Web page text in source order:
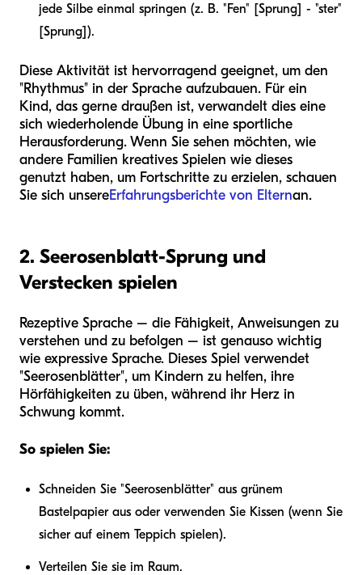
jede Silbe einmal springen (z. B. "Fen" [Sprung] - "ster"
[Sprung]).
Diese Aktivität ist hervorragend geeignet, um den
"Rhythmus" in der Sprache aufzubauen. Für ein
Kind, das gerne draußen ist, verwandelt dies eine
sich wiederholende Übung in eine sportliche
Herausforderung. Wenn Sie sehen möchten, wie
andere Familien kreatives Spielen wie dieses
genutzt haben, um Fortschritte zu erzielen, schauen
Sie sich unsereErfahrungsberichte von Elternan.
2. Seerosenblatt-Sprung und
Verstecken spielen
Rezeptive Sprache – die Fähigkeit, Anweisungen zu
verstehen und zu befolgen – ist genauso wichtig
wie expressive Sprache. Dieses Spiel verwendet
"Seerosenblätter", um Kindern zu helfen, ihre
Hörfähigkeiten zu üben, während ihr Herz in
Schwung kommt.
So spielen Sie:
Schneiden Sie "Seerosenblätter" aus grünem
Bastelpapier aus oder verwenden Sie Kissen (wenn Sie
sicher auf einem Teppich spielen).
Verteilen Sie sie im Raum.